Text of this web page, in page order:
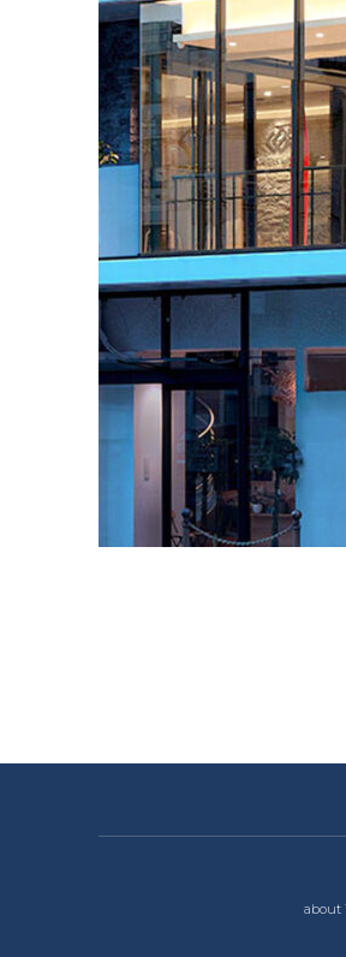
about